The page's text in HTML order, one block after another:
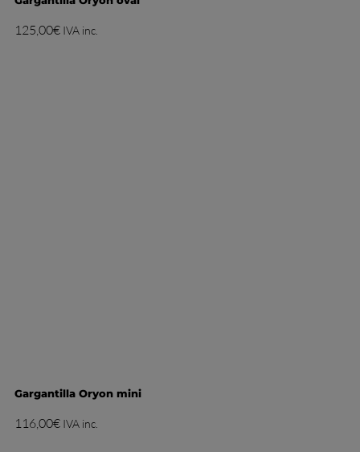
125,00€ IVA inc.
Gargantilla Oryon mini
116,00€ IVA inc.